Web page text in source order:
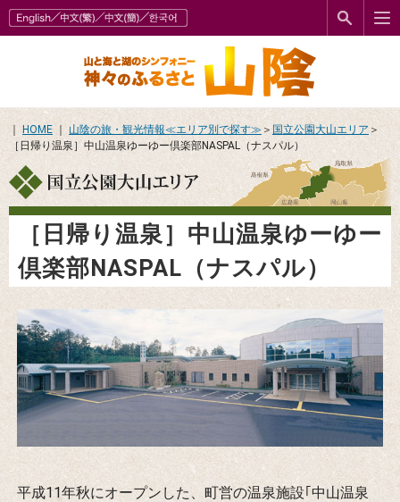
HOME 山陰の旅・観光情報≪エリア別で探す≫ ＞ 国立公園大山エリア ＞
［日帰り温泉］中山温泉ゆーゆー倶楽部NASPAL（ナスパル）
［日帰り温泉］中山温泉ゆーゆー
倶楽部NASPAL（ナスパル）
平成11年秋にオープンした、町営の温泉施設｢中山温泉